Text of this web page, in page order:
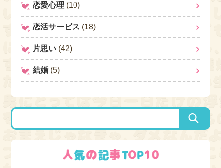
恋愛心理 (10)
恋活サービス (18)
片思い (42)
結婚 (5)